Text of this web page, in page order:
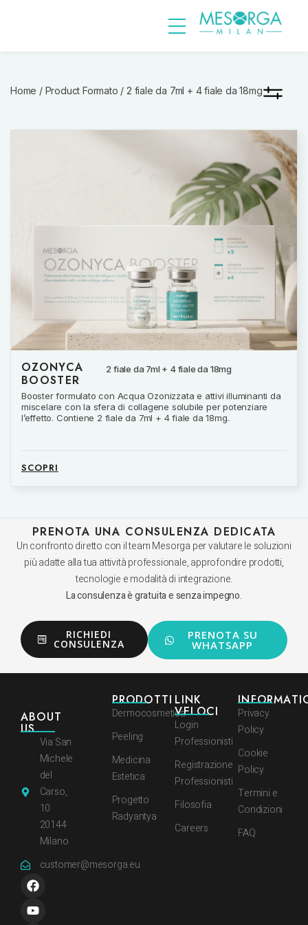
OZONYCA
BOOSTER
2 fiale da 7ml + 4 fiale da 18mg
Booster formulato con Acqua Ozonizzata e attivi illuminanti da
miscelare con la sfera di collagene solubile per potenziare
l’effetto. Contiene 2 fiale da 7ml + 4 fiale da 18mg.
SCOPRI
Home / Product Formato / 2 fiale da 7ml + 4 fiale da 18mg
PRENOTA UNA CONSULENZA DEDICATA
Un confronto diretto con il team Mesorga per valutare le soluzioni
più adatte alla tua attività professionale, approfondire prodotti,
tecnologie e modalità di integrazione.
La consulenza è gratuita e senza impegno.
RICHIEDI
CONSULENZA
PRENOTA SU
WHATSAPP
ABOUT
US
Via San
Michele
del
Carso,
10
20144
Milano
customer@mesorga.eu
PRODOTTI
Dermocosmetica
Peeling
Medicina
Estetica
Progetto
Radyantya
LINK
VELOCI
Login
Professionisti
Registrazione
Professionisti
Filosofia
Careers
Privacy
Policy
Cookie
Policy
Termini e
Condizioni
FAQ